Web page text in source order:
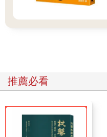
推薦必看